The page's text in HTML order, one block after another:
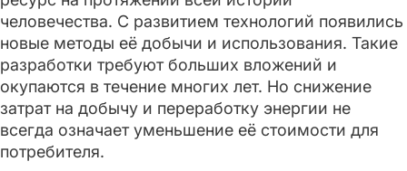
человечества. С развитием технологий появились
новые методы её добычи и использования. Такие
разработки требуют больших вложений и
окупаются в течение многих лет. Но снижение
затрат на добычу и переработку энергии не
всегда означает уменьшение её стоимости для
потребителя.